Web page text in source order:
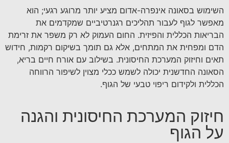
השימוש בסאונה אינפרה-אדום מציע יותר מרוגע רגעי; הוא
מאפשר לגוף לעבור תהליכים רגנרטיביים שמקדמים את
הבריאות הכללית והפיזית. החום העמוק לא רק משפר את זרימת
הדם ומפחית את המתחים, אלא גם תומך בשיקום רקמות, חידוש
תאים וחיזוק המערכת החיסונית. בשילוב עם אורח חיים בריא,
הסאונה החדשנית יכולה לשמש ככלי מצוין לשיפור הרווחה
הכללית ולקידום ריפוי טבעי של הגוף.
חיזוק המערכת החיסונית והגנה
על הגוף